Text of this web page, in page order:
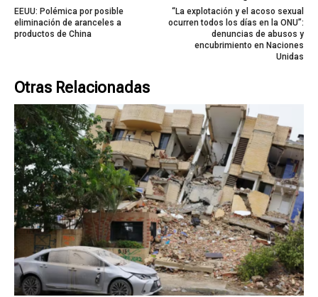
EEUU: Polémica por posible
eliminación de aranceles a
productos de China
“La explotación y el acoso sexual
ocurren todos los días en la ONU”:
denuncias de abusos y
encubrimiento en Naciones
Unidas
Otras Relacionadas